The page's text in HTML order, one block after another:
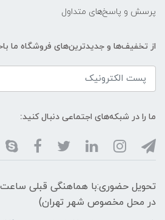
پرسش و پاسخ‌های متداول
از تخفیف‌ها و جدیدترین‌های فروشگاه ما
ما را در شبکه‌های اجتماعی دنبال کنید:
در محل مخصوص شهر تهران)